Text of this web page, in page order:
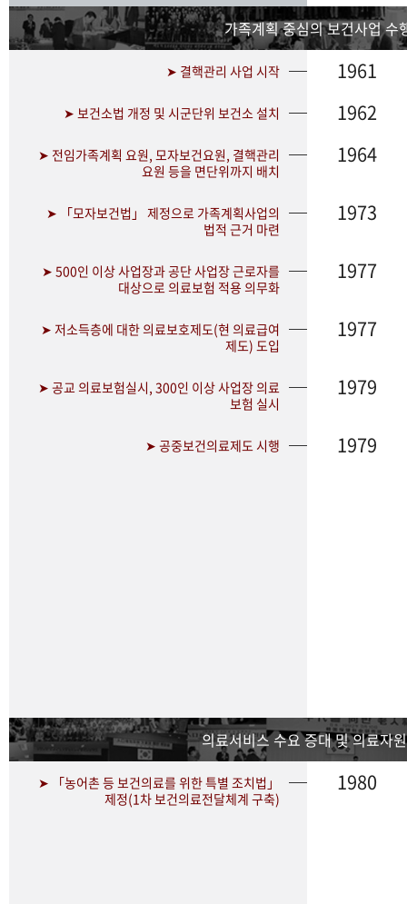
가족계획 중심의 보건사업 수
➤ 결핵관리 사업 시작 1961
➤ 보건소법 개정 및 시군단위 보건소 설치 1962
➤ 전임가족계획 요원, 모자보건요원, 결핵관리
요원 등을 면단위까지 배치
1964
➤ 「모자보건법」 제정으로 가족계획사업의
법적 근거 마련
1973
➤ 500인 이상 사업장과 공단 사업장 근로자를
대상으로 의료보험 적용 의무화
1977
➤ 저소득층에 대한 의료보호제도(현 의료급여
제도) 도입
1977
➤ 공교 의료보험실시, 300인 이상 사업장 의료
보험 실시
1979
➤ 공중보건의료제도 시행 1979
의료서비스 수요 증대 및 의료자
➤ 「농어촌 등 보건의료를 위한 특별 조치법」
제정(1차 보건의료전달체계 구축)
1980